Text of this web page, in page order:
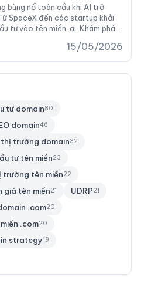
bùng nổ toàn cầu khi AI trở
SpaceX đến các startup khởi
tư vào tên miền .ai. Khám phá
15/05/2026
tư domain80
domain46
thị trường domain32
tư tên miền23
trường tên miền22
giá tên miền21 UDRP21
.com20
.com20
strategy19